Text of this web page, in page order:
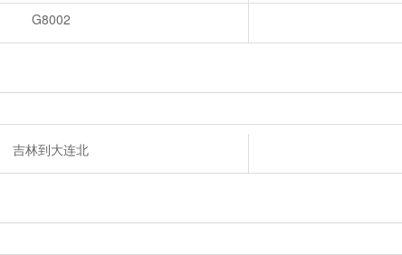
G8002
吉林到大连北